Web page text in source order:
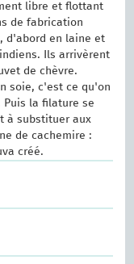
libre et flottant
de fabrication
d'abord en laine et
Ils arrivèrent
de chèvre.
soie, c'est ce qu'on
la filature se
à substituer aux
de cachemire :
créé.